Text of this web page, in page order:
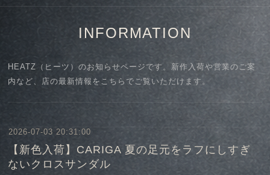
INFORMATION
HEATZ（ヒーツ）のお知らせページです。新作入荷や営業のご案
内など、店の最新情報をこちらでご覧いただけます。
2026-07-03 20:31:00
【新色入荷】CARIGA 夏の足元をラフにしすぎ
ないクロスサンダル